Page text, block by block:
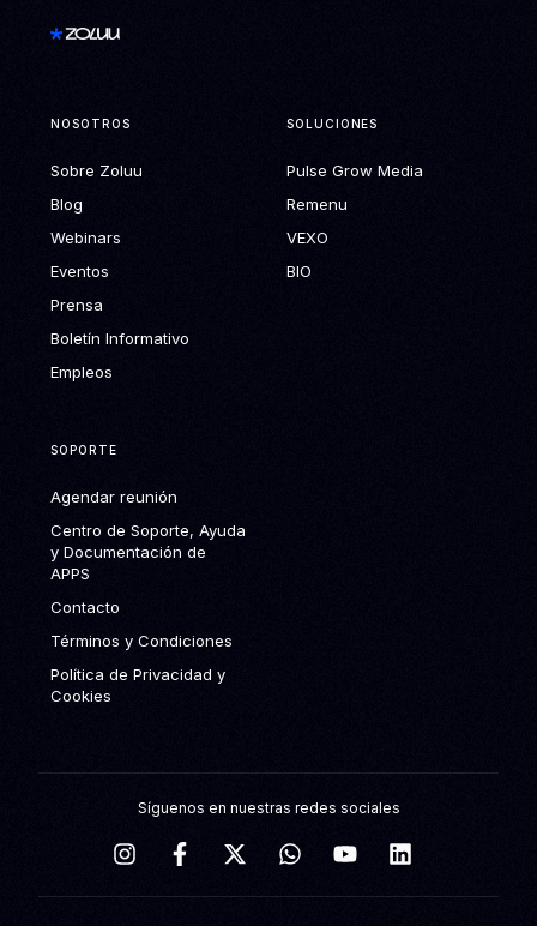
NOSOTROS
Sobre Zoluu
Blog
Webinars
Eventos
Prensa
Boletín Informativo
Empleos
SOLUCIONES
Pulse Grow Media
Remenu
VEXO
BIO
SOPORTE
Agendar reunión
Centro de Soporte, Ayuda
y Documentación de
APPS
Contacto
Términos y Condiciones
Política de Privacidad y
Cookies
Síguenos en nuestras redes sociales